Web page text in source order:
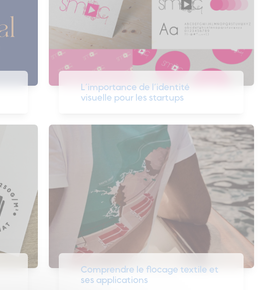
L’importance de l’identité
visuelle pour les startups
Comprendre le flocage textile et
ses applications